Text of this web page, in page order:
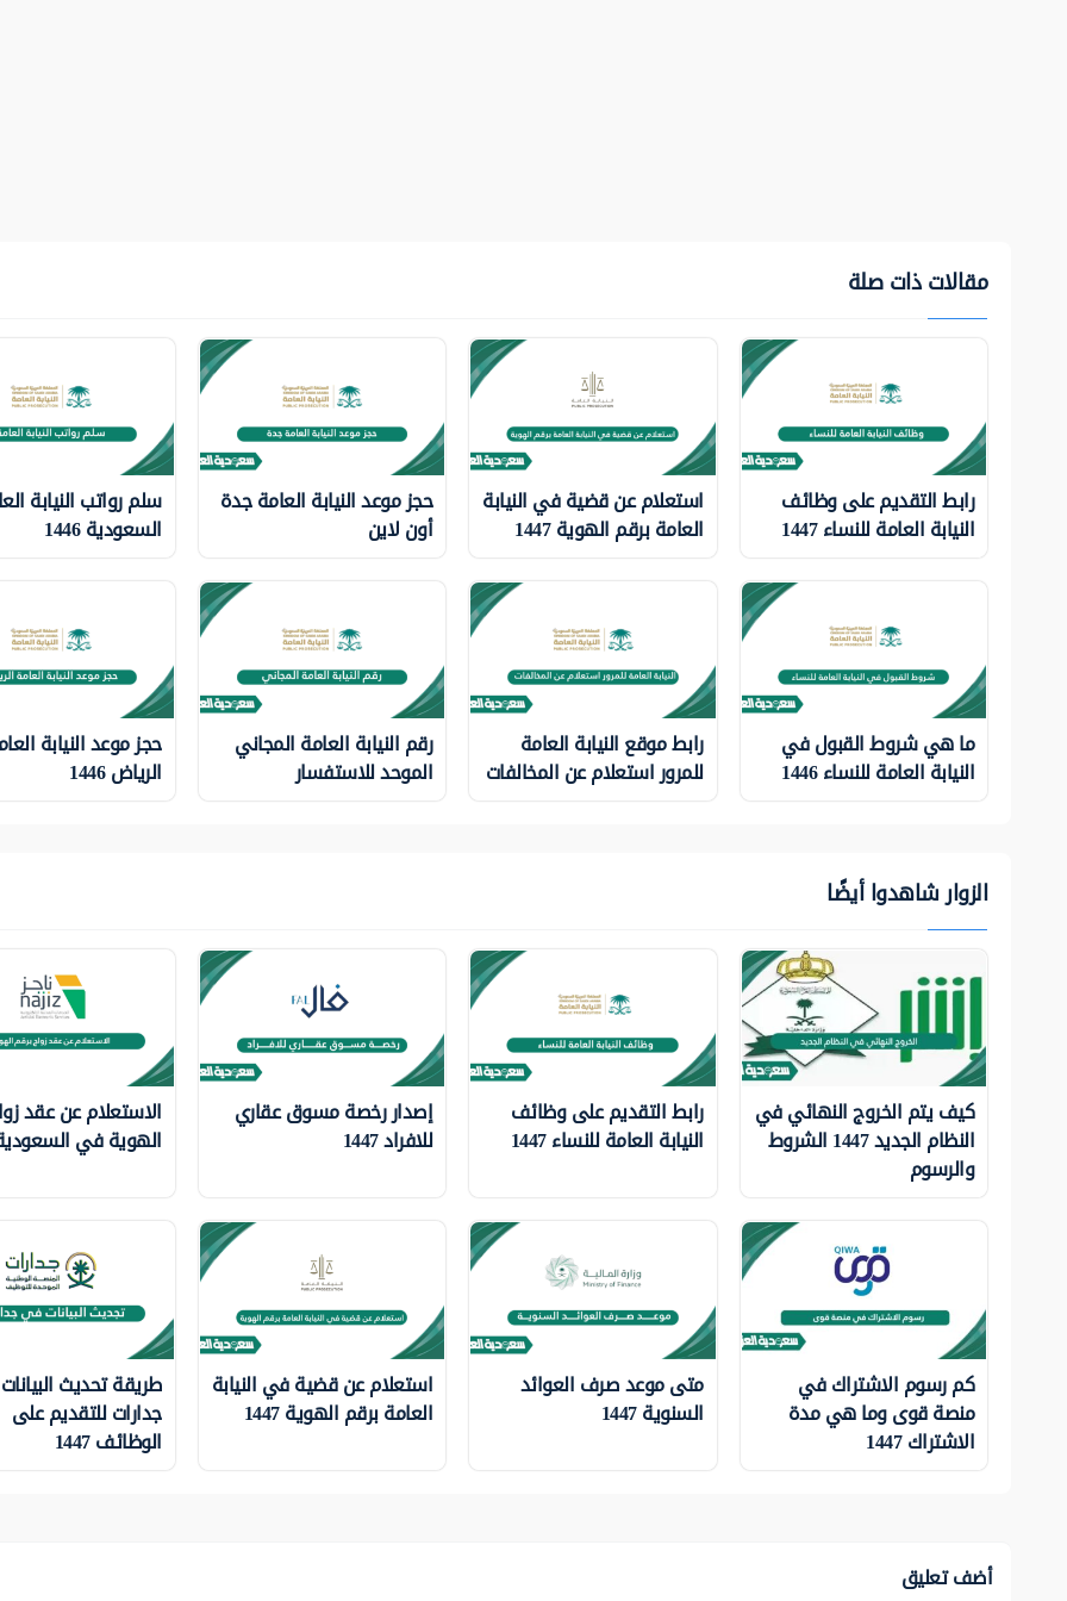
مقالات ذات صلة
رابط التقديم على وظائف
النيابة العامة للنساء 1447
استعلام عن قضية في النيابة
العامة برقم الهوية 1447
حجز موعد النيابة العامة جدة
أون لاين
سلم رواتب النيابة
السعودية 1446
ما هي شروط القبول في
النيابة العامة للنساء 1446
رابط موقع النيابة العامة
للمرور استعلام عن المخالفات
رقم النيابة العامة المجاني
الموحد للاستفسار
حجز موعد النيابة
الرياض 1446
الزوار شاهدوا أيضًا
كيف يتم الخروج النهائي في
النظام الجديد 1447 الشروط
والرسوم
رابط التقديم على وظائف
النيابة العامة للنساء 1447
إصدار رخصة مسوق عقاري
للافراد 1447
الاستعلام عن عقد
الهوية في السعودية
كم رسوم الاشتراك في
منصة قوى وما هي مدة
الاشتراك 1447
متى موعد صرف العوائد
السنوية 1447
استعلام عن قضية في النيابة
العامة برقم الهوية 1447
طريقة تحديث
جدارات للتقديم على
الوظائف 1447
أضف تعليق